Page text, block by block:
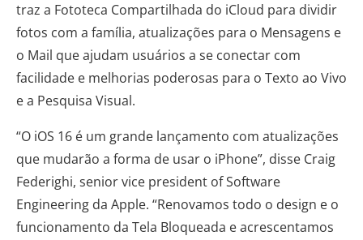
traz a Fototeca Compartilhada do iCloud para dividir
fotos com a família, atualizações para o Mensagens e
o Mail que ajudam usuários a se conectar com
facilidade e melhorias poderosas para o Texto ao Vivo
e a Pesquisa Visual.
“O iOS 16 é um grande lançamento com atualizações
que mudarão a forma de usar o iPhone”, disse Craig
Federighi, senior vice president of Software
Engineering da Apple. “Renovamos todo o design e o
funcionamento da Tela Bloqueada e acrescentamos